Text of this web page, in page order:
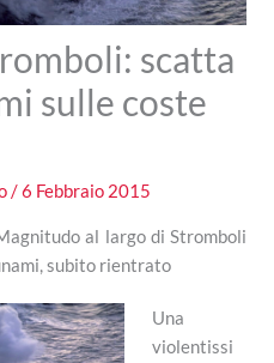
scatta
sulle coste
/6 Febbraio 2015
al largo di Stromboli
subito rientrato
Una
violentissi